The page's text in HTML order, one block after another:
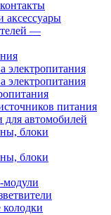
—
электропитания
электропитания
питания
для автомобилей
блоки
блоки
модули